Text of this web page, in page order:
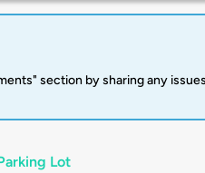
section by sharing any
Lot